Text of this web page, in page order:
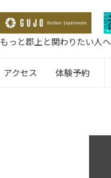
もっと郡上と関わりたい人へ
アクセス 体験予約